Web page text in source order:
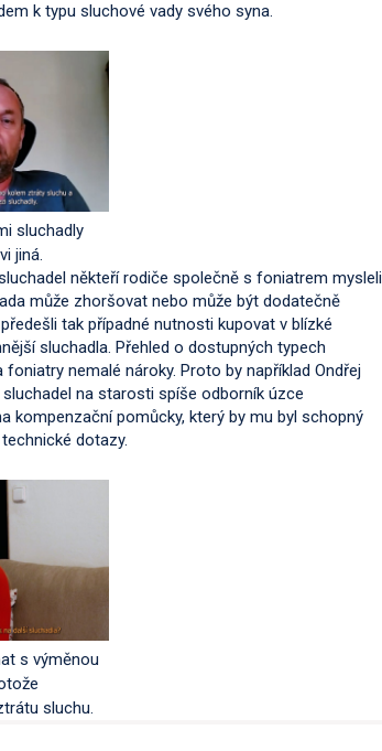
k typu sluchové vady svého syna.
sluchadly
jiná.
někteří rodiče společně s foniatrem mysleli
může zhoršovat nebo může být dodatečně
tak případné nutnosti kupovat v blízké
sluchadla. Přehled o dostupných typech
foniatry nemalé nároky. Proto by například Ondřej
na starosti spíše odborník úzce
kompenzační pomůcky, který by mu byl schopný
dotazy.
s výměnou
sluchu.